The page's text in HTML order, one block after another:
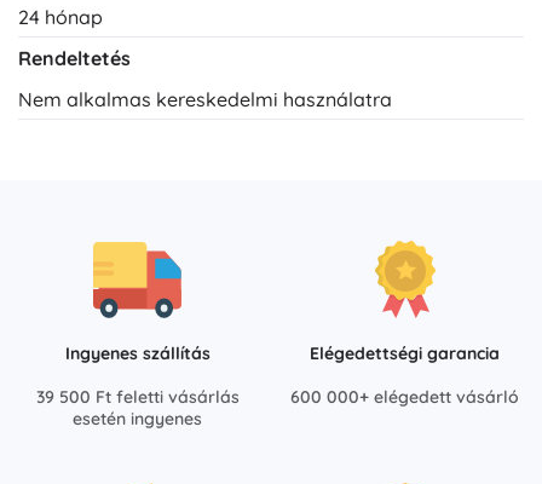
24 hónap
Rendeltetés
Nem alkalmas kereskedelmi használatra
Ingyenes szállítás
39 500 Ft feletti vásárlás
esetén ingyenes
Elégedettségi garancia
600 000+ elégedett vásárló